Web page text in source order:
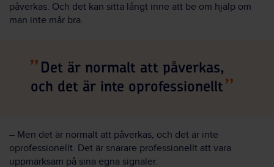
påverkas. Och det kan sitta långt inne att be om hjälp om
man inte mår bra.
Det är normalt att påverkas,
och det är inte oprofessionellt
– Men det är normalt att påverkas, och det är inte
oprofessionellt. Det är snarare professionellt att vara
uppmärksam på sina egna signaler.